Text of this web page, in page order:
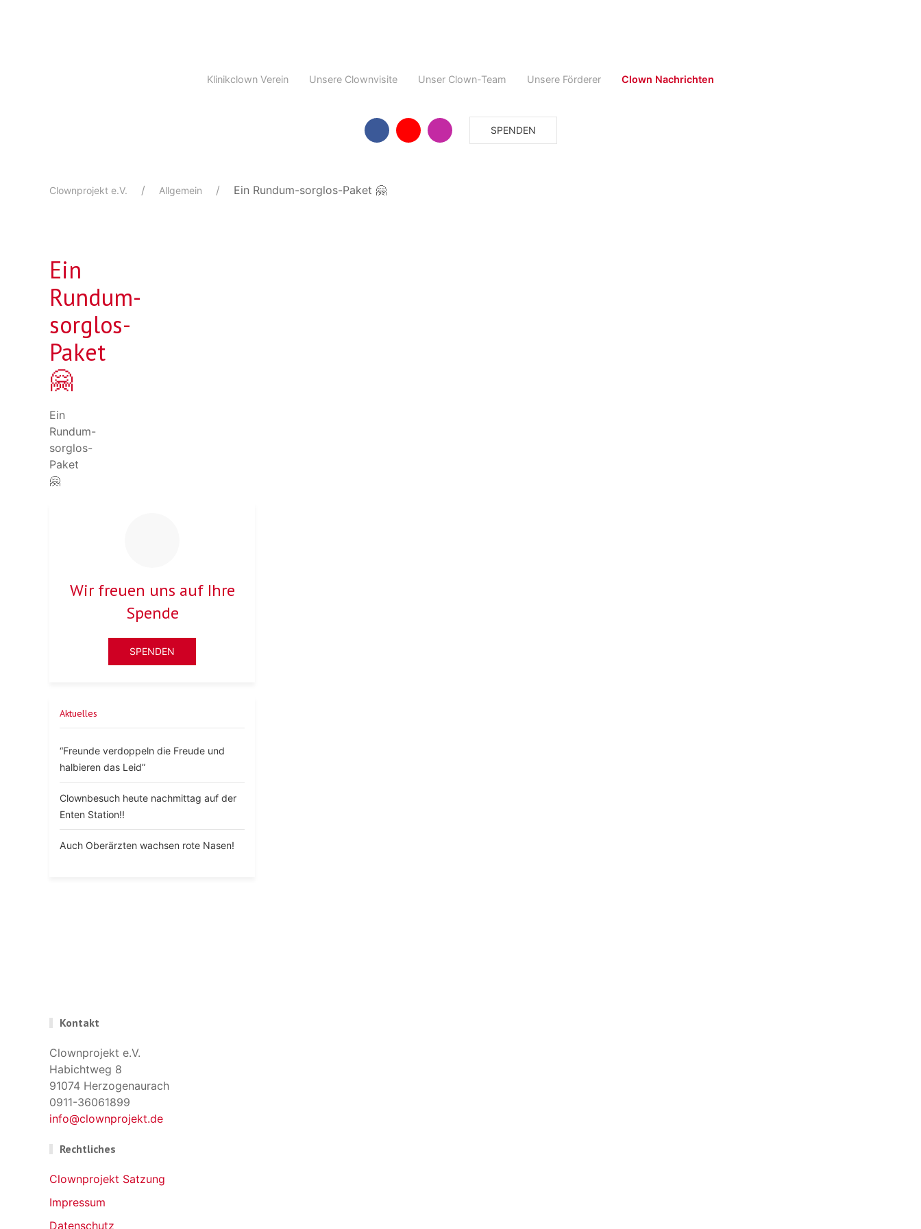
Klinikclown Verein Unsere Clownvisite Unser Clown-Team Unsere Förderer Clown Nachrichten
SPENDEN
Clownprojekt e.V. Allgemein Ein Rundum-sorglos-Paket 🤗
Ein
Rundum-
sorglos-
Paket
🤗
Ein
Rundum-
sorglos-
Paket
🤗
Wir freuen uns auf Ihre
Spende
SPENDEN
Aktuelles
“Freunde verdoppeln die Freude und
halbieren das Leid”
Clownbesuch heute nachmittag auf der
Enten Station!!
Auch Oberärzten wachsen rote Nasen!
Kontakt
Clownprojekt e.V.
Habichtweg 8
91074 Herzogenaurach
0911-36061899
info@clownprojekt.de
Rechtliches
Clownprojekt Satzung
Impressum
Datenschutz